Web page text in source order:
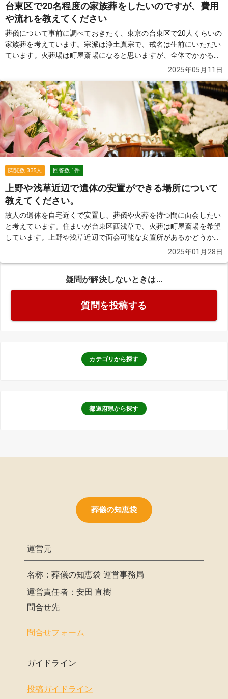
台東区で20名程度の家族葬をしたいのですが、費用
や流れを教えてください
葬儀について事前に調べておきたく、東京の台東区で20人くらいの
家族葬を考えています。宗派は浄土真宗で、戒名は生前にいただい
ています。火葬場は町屋斎場になると思いますが、全体でかかる費
用や流れについて教えてください。お坊さんはこちらでお願いする
に連れて帰るのではなく、安置所に預けるケースも多いと聞いたの
ですが、その場合の日数や費用はどれくらいかかるものでしょう
か？最近は一日葬も増えていると聞きますが、通夜も行う形との費
用差や流れも知りたいです。お花の祭壇もつけたいと思っているの
ですが、一般的なものでどれくらいの見積もりになりますか？事前
に準備できることや、注意点があれば教えてください。続きを見る
2025年05月11日
閲覧数 335人 回答数 1件
上野や浅草近辺で遺体の安置ができる場所について
教えてください。
故人の遺体を自宅近くで安置し、葬儀や火葬を待つ間に面会したい
と考えています。住まいが台東区西浅草で、火葬は町屋斎場を希望
しています。上野や浅草近辺で面会可能な安置所があるかどうか、
場へ移動する流れや費用感についても教えていただけると助かりま
す。どうぞよろしくお願いします。
2025年01月28日
疑問が解決しないときは...
質問を投稿する
カテゴリから探す
都道府県から探す
葬儀の知恵袋
運営元
名称：葬儀の知恵袋 運営事務局
運営責任者：安田 直樹
問合せ先
問合せフォーム
ガイドライン
投稿ガイドライン